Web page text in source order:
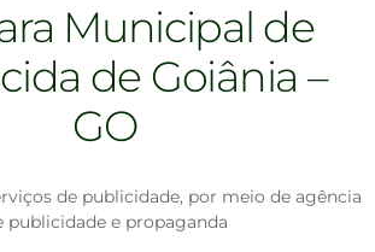
Municipal de
de Goiânia –
GO
de publicidade, por meio de agência
publicidade e propaganda